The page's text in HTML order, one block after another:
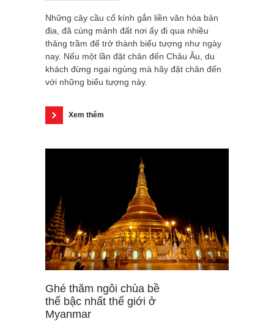
Những cây cầu cổ kính gắn liền văn hóa bản
địa, đã cùng mảnh đất nơi ấy đi qua nhiều
thăng trầm để trở thành biểu tượng như ngày
nay. Nếu một lần đặt chân đến Châu Âu, du
khách đừng ngại ngùng mà hãy đặt chân đến
với những biểu tượng này.
Xem thêm
Ghé thăm ngôi chùa bề
thế bậc nhất thế giới ở
Myanmar